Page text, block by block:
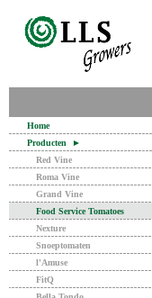
Home
Producten
►
Red Vine
Roma Vine
Grand Vine
Food Service Tomatoes
Nexture
Snoeptomaten
l'Amuse
FitQ